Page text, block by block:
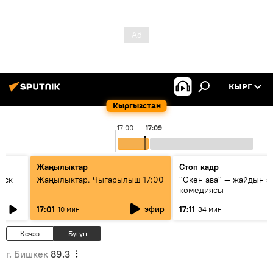
Кыргызстан
КЫРГ
17:00 17:09
Жаңылыктар
Жаңылыктар. Чыгарылыш 17:00
17:01 10 мин эфир
Стоп кадр
"Окен ава" — жайдын
комедиясы
17:11 34 мин
Кечээ Бүгүн
г. Бишкек 89.3